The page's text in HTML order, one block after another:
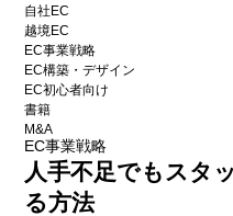
自社EC
越境EC
EC事業戦略
EC構築・デザイン
EC初心者向け
書籍
M&A
EC事業戦略
人手不足でもスタ
る方法